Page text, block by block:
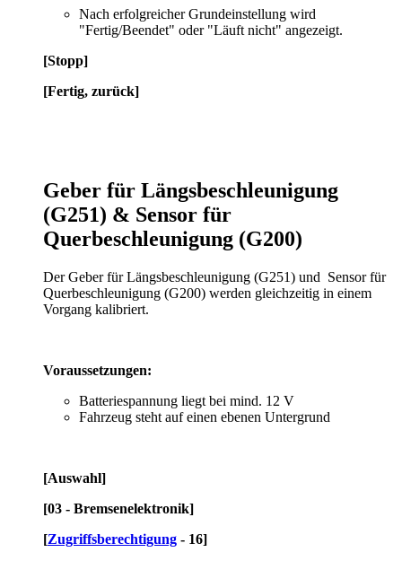
Nach erfolgreicher Grundeinstellung wird
"Fertig/Beendet" oder "Läuft nicht" angezeigt.
[Stopp]
[Fertig, zurück]
Geber für Längsbeschleunigung
(G251) & Sensor für
Querbeschleunigung (G200)
Der Geber für Längsbeschleunigung (G251) und Sensor für
Querbeschleunigung (G200) werden gleichzeitig in einem
Vorgang kalibriert.
Voraussetzungen:
Batteriespannung liegt bei mind. 12 V
Fahrzeug steht auf einen ebenen Untergrund
[Auswahl]
[03 - Bremsenelektronik]
[Zugriffsberechtigung - 16]